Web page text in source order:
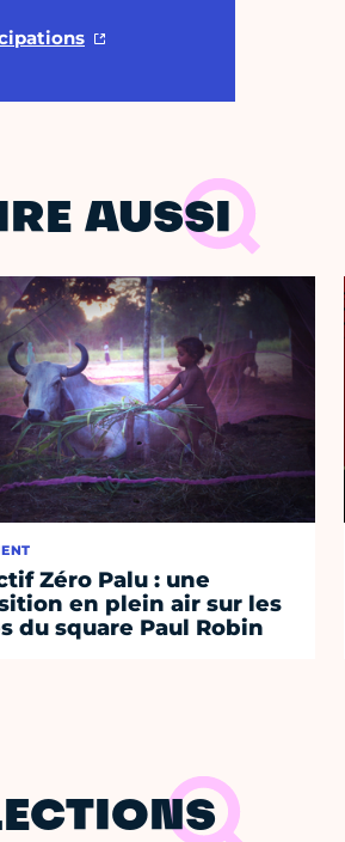
AUSSI
Zéro Palu : une
en plein air sur les
du square Paul Robin